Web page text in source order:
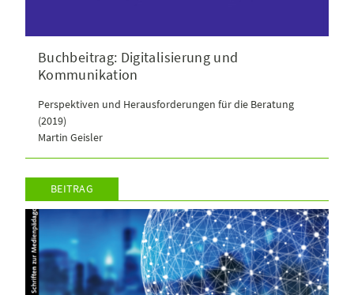
Buchbeitrag: Digitalisierung und
Kommunikation
Perspektiven und Herausforderungen für die Beratung
(2019)
Martin Geisler
BEITRAG